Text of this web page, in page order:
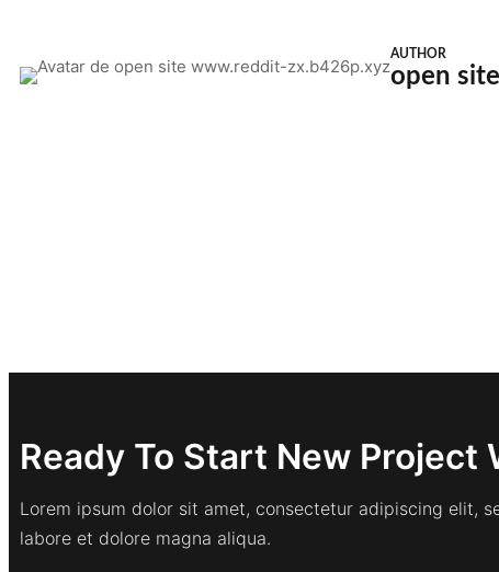
AUTHOR
open
Ready To Start New Project
Lorem ipsum dolor sit amet, consectetur adipiscing elit,
labore et dolore magna aliqua.